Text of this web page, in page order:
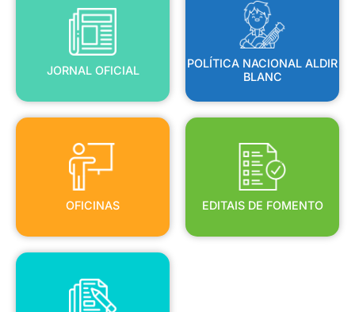
JORNAL OFICIAL
JORNAL OFICIAL
POLÍTICA NACIONAL ALDIR
BLANC
POLÍTICA NACIONAL ALDIR
BLANC
OFICINAS
OFICINAS
EDITAIS DE FOMENTO
EDITAIS DE FOMENTO
PORTARIAS